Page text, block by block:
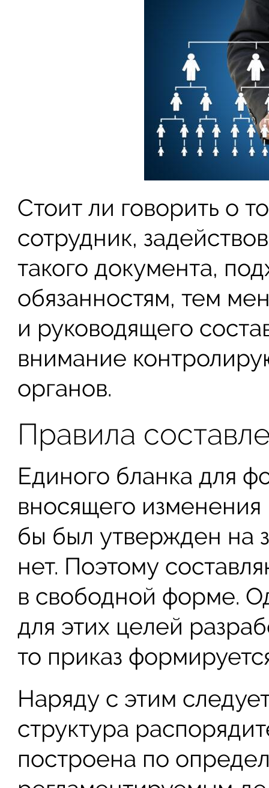
Стоит ли говорить о
сотрудник,
такого документа,
обязанностям, тем
и руководящего
внимание
органов.
Правила
Единого бланка для
вносящего изменения
бы был утвержден на
нет. Поэтому
в свободной форме.
для этих целей
то приказ
Наряду с этим
структура
построена по